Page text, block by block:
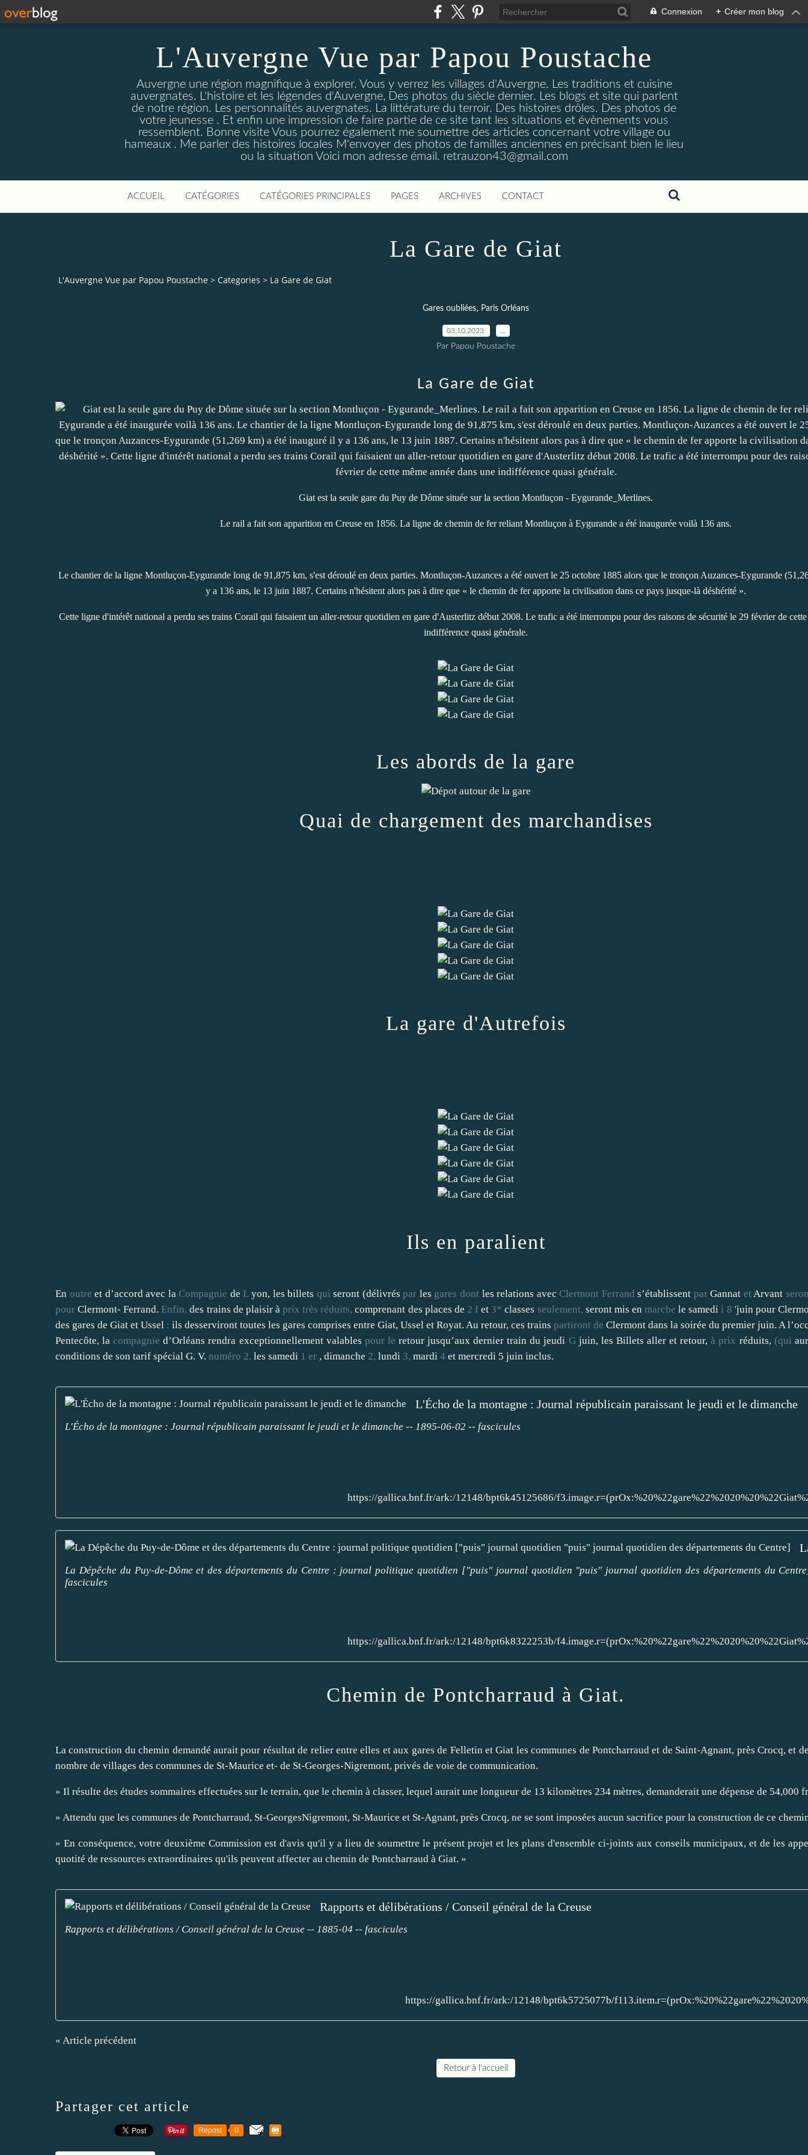
Connexion + Créer mon blog
L'Auvergne Vue par Papou Poustache
Auvergne une région magnifique à explorer. Vous y verrez les villages d'Auvergne. Les traditions et cuisine
auvergnates. L'histoire et les légendes d'Auvergne, Des photos du siècle dernier. Les blogs et site qui parlent
de notre région. Les personnalités auvergnates. La littérature du terroir. Des histoires drôles. Des photos de
votre jeunesse . Et enfin une impression de faire partie de ce site tant les situations et évènements vous
ressemblent. Bonne visite Vous pourrez également me soumettre des articles concernant votre village ou
hameaux . Me parler des histoires locales M'envoyer des photos de familles anciennes en précisant bien le lieu
ou la situation Voici mon adresse émail. retrauzon43@gmail.com
ACCUEIL CATÉGORIES CATÉGORIES PRINCIPALES PAGES ARCHIVES CONTACT
La Gare de Giat
L'Auvergne Vue par Papou Poustache > Categories > La Gare de Giat
Gares oubliées, Paris Orléans
03.10.2023
Par Papou Poustache
La Gare de Giat
Giat est la seule gare du Puy de Dôme située sur la section Montluçon - Eygurande_Merlines.
Le rail a fait son apparition en Creuse en 1856. La ligne de chemin de fer reliant Montluçon à Eygurande a été inaugurée voilà 136 ans.
Le chantier de la ligne Montluçon-Eygurande long de 91,875 km, s'est déroulé en deux parties. Montluçon-Auzances a été ouvert le 25 octobre 1885 alors que le tronçon Auzances-Eygurande
y a 136 ans, le 13 juin 1887. Certains n'hésitent alors pas à dire que « le chemin de fer apporte la civilisation dans ce pays jusque-là déshérité ».
Cette ligne d'intérêt national a perdu ses trains Corail qui faisaient un aller-retour quotidien en gare d'Austerlitz début 2008. Le trafic a été interrompu pour des raisons de sécurité le 29 février de cette
indifférence quasi générale.
Les abords de la gare
Quai de chargement des marchandises
La gare d'Autrefois
Ils en paralient
En outre et d’accord avec laCompagnie de Lyon, les billets qui seront (délivréspar les gares dont les relations avecClermont Ferrand s’établissent parGannat et Arvant
pour Clermont- Ferrand. Enfin, des trains de plaisir àprix très réduits, comprenant des places de 2 f et 3* classes seulement, seront mis enmarche le samedi i 8 'juin pour
des gares de Giat et Ussel : ils desserviront toutes les gares comprises entre Giat, Ussel et Royat. Au retour, ces trains partiront de Clermont dans la soirée du premier juin. A
Pentecôte, lacompagnie d’Orléans rendra exceptionnellement valables pour le retour jusqu’aux dernier train du jeudi Gjuin, les Billets aller et retour,à prix réduits, (qui
conditions de son tarif spécial G. V. numéro 2, les samedi 1 er , dimanche 2, lundi 3, mardi 4 et mercredi 5 juin inclus.
L'Écho de la montagne : Journal républicain paraissant le jeudi et le dimanche
L'Écho de la montagne : Journal républicain paraissant le jeudi et le dimanche -- 1895-06-02 -- fascicules
https://gallica.bnf.fr/ark:/12148/bpt6k45125686/
La Dépêche du Puy-de-Dôme et des départements du Centre : journal politique quotidien ["puis" journal quotidien "puis" journal quotidien des départements du
fascicules
https://gallica.bnf.fr/ark:/12148/bpt6k8322253b/
Chemin de Pontcharraud à Giat.
La construction du chemin demandé aurait pour résultat de relier entre elles et aux gares de Felletin et Giat les communes de Pontcharraud et de Saint-Agnant, près Crocq, et
nombre de villages des communes de St-Maurice et- de St-Georges-Nigremont, privés de voie de communication.
» Il résulte des études sommaires effectuées sur le terrain, que le chemin à classer, lequel aurait une longueur de 13 kilomètres 234 mètres, demanderait une dépense de 54,000
» Attendu que les communes de Pontcharraud, St-GeorgesNigremont, St-Maurice et St-Agnant, près Crocq, ne se sont imposées aucun sacrifice pour la construction de ce
» En conséquence, votre deuxième Commission est d'avis qu'il y a lieu de soumettre le présent projet et les plans d'ensemble ci-joints aux conseils municipaux, et de les
quotité de ressources extraordinaires qu'ils peuvent affecter au chemin de Pontcharraud à Giat. »
Rapports et délibérations / Conseil général de la Creuse
Rapports et délibérations / Conseil général de la Creuse -- 1885-04 -- fascicules
https://gallica.bnf.fr/ark:/12148/bpt6k5725077b/
« Article précédent
Retour à l'accueil
Partager cet article
Repost 0